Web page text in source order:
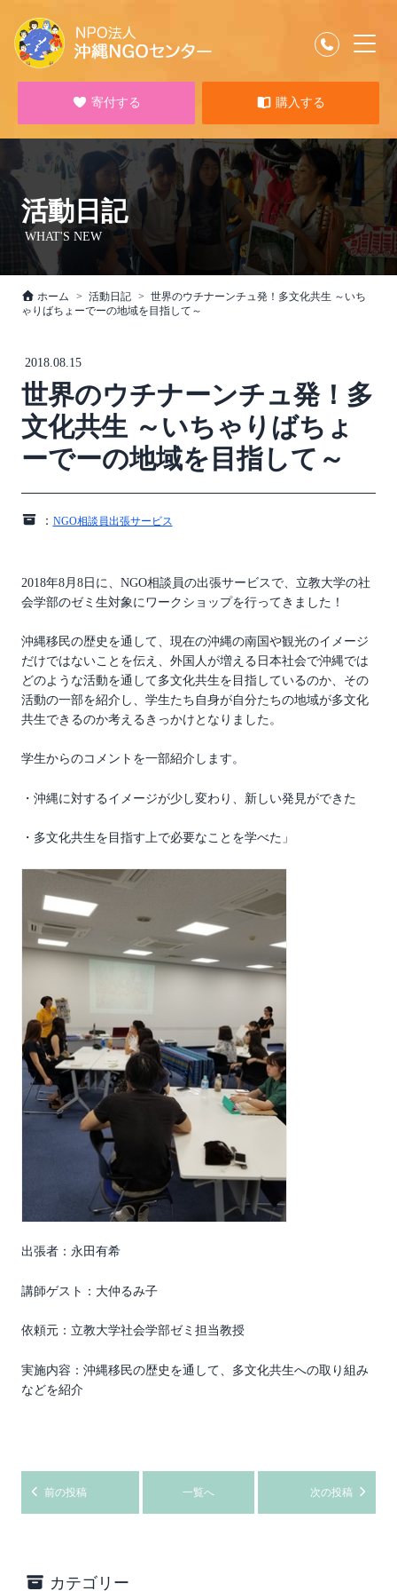
寄付する 購入する
活動日記
WHAT'S NEW
ホーム 活動日記
世界のウチナーンチュ発！多文化共生 ～いち
ゃりばちょーでーの地域を目指して～
2018.08.15
世界のウチナーンチュ発！多
文化共生 ～いちゃりばちょ
ーでーの地域を目指して～
： NGO相談員出張サービス
2018年8月8日に、NGO相談員の出張サービスで、立教大学の社
会学部のゼミ生対象にワークショップを行ってきました！
沖縄移民の歴史を通して、現在の沖縄の南国や観光のイメージ
だけではないことを伝え、外国人が増える日本社会で沖縄では
どのような活動を通して多文化共生を目指しているのか、その
活動の一部を紹介し、学生たち自身が自分たちの地域が多文化
共生できるのか考えるきっかけとなりました。
学生からのコメントを一部紹介します。
・沖縄に対するイメージが少し変わり、新しい発見ができた
・多文化共生を目指す上で必要なことを学べた」
出張者：永田有希
講師ゲスト：大仲るみ子
依頼元：立教大学社会学部ゼミ担当教授
実施内容：沖縄移民の歴史を通して、多文化共生への取り組み
などを紹介
前の投稿 一覧へ 次の投稿
カテゴリー